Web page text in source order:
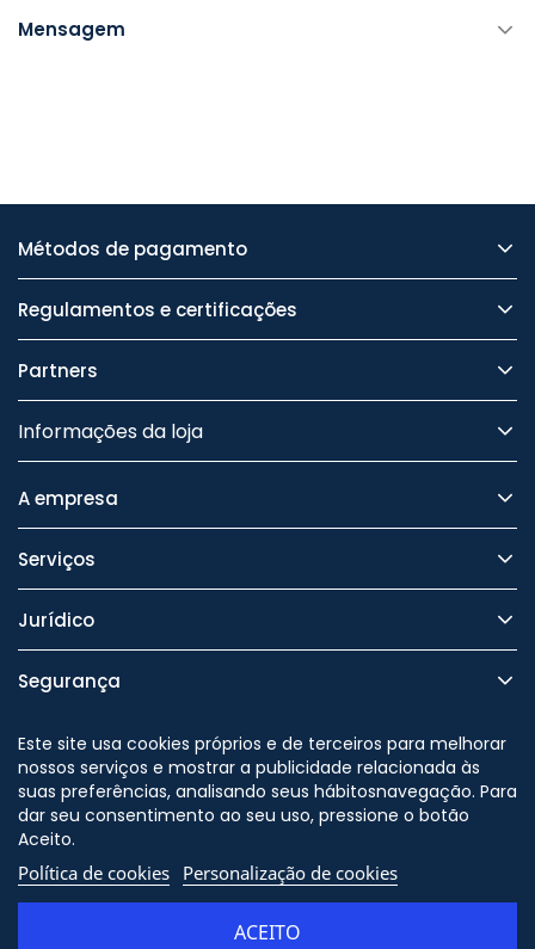
Mensagem
Métodos de pagamento
Regulamentos e certificações
Partners
Informações da loja
A empresa
Serviços
Jurídico
Segurança
Este site usa cookies próprios e de terceiros para melhorar
nossos serviços e mostrar a publicidade relacionada às
suas preferências, analisando seus hábitosnavegação. Para
dar seu consentimento ao seu uso, pressione o botão
Aceito.
Política de cookies Personalização de cookies
ACEITO
Nos siga no
© Copyright - ORION91 - CIF
B10982650 - Todos os direitos